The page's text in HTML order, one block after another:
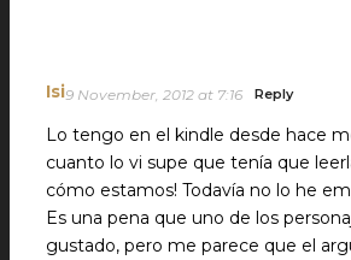
Isi9 November, 2012 at 7:16 Reply
Lo tengo en el kindle desde hace
cuanto lo vi supe que tenía que
cómo estamos! Todavía no lo he
Es una pena que uno de los
gustado, pero me parece que el